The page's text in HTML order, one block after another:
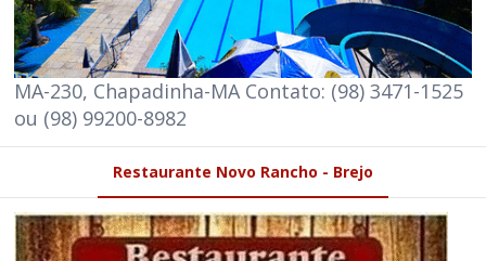
MA-230, Chapadinha-MA Contato: (98) 3471-1525
ou (98) 99200-8982
Restaurante Novo Rancho - Brejo